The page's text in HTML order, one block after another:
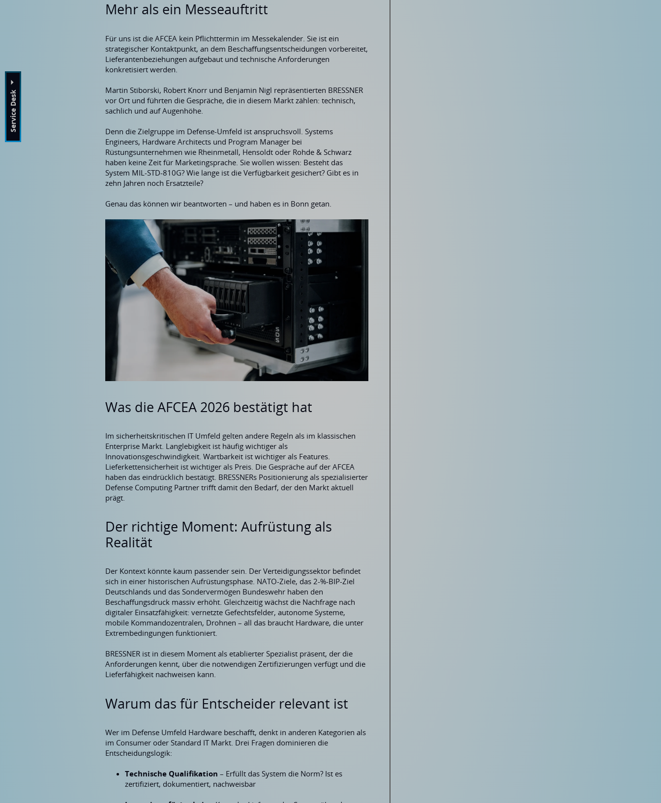
Service Desk
Mehr als ein Messeauftritt
Für uns ist die AFCEA kein Pflichttermin im Messekalender. Sie ist ein
strategischer Kontaktpunkt, an dem Beschaffungsentscheidungen vorbereitet,
Lieferantenbeziehungen aufgebaut und technische Anforderungen
konkretisiert werden.
Martin Stiborski, Robert Knorr und Benjamin Nigl repräsentierten BRESSNER
vor Ort und führten die Gespräche, die in diesem Markt zählen: technisch,
sachlich und auf Augenhöhe.
Denn die Zielgruppe im Defense-Umfeld ist anspruchsvoll. Systems
Engineers, Hardware Architects und Program Manager bei
Rüstungsunternehmen wie Rheinmetall, Hensoldt oder Rohde & Schwarz
haben keine Zeit für Marketingsprache. Sie wollen wissen: Besteht das
System MIL-STD-810G? Wie lange ist die Verfügbarkeit gesichert? Gibt es in
zehn Jahren noch Ersatzteile?
Genau das können wir beantworten – und haben es in Bonn getan.
Was die AFCEA 2026 bestätigt hat
Im sicherheitskritischen IT Umfeld gelten andere Regeln als im klassischen
Enterprise Markt. Langlebigkeit ist häufig wichtiger als
Innovationsgeschwindigkeit. Wartbarkeit ist wichtiger als Features.
Lieferkettensicherheit ist wichtiger als Preis. Die Gespräche auf der AFCEA
haben das eindrücklich bestätigt. BRESSNERs Positionierung als spezialisierter
Defense Computing Partner trifft damit den Bedarf, der den Markt aktuell
prägt.
Der richtige Moment: Aufrüstung als
Realität
Der Kontext könnte kaum passender sein. Der Verteidigungssektor befindet
sich in einer historischen Aufrüstungsphase. NATO-Ziele, das 2-%-BIP-Ziel
Deutschlands und das Sondervermögen Bundeswehr haben den
Beschaffungsdruck massiv erhöht. Gleichzeitig wächst die Nachfrage nach
digitaler Einsatzfähigkeit: vernetzte Gefechtsfelder, autonome Systeme,
mobile Kommandozentralen, Drohnen – all das braucht Hardware, die unter
Extrembedingungen funktioniert.
BRESSNER ist in diesem Moment als etablierter Spezialist präsent, der die
Anforderungen kennt, über die notwendigen Zertifizierungen verfügt und die
Lieferfähigkeit nachweisen kann.
Warum das für Entscheider relevant ist
Wer im Defense Umfeld Hardware beschafft, denkt in anderen Kategorien als
im Consumer oder Standard IT Markt. Drei Fragen dominieren die
Entscheidungslogik:
Technische Qualifikation – Erfüllt das System die Norm? Ist es
zertifiziert, dokumentiert, nachweisbar